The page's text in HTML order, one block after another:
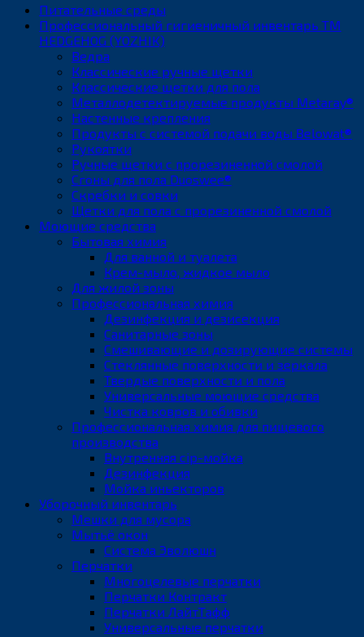
Питательные среды
Профессиональный гигиеничный инвентарь ТМ
HEDGEHOG (YOZHIK)
Ведра
Классические ручные щетки
Классические щетки для пола
Металлодетектируемые продукты Metaray®
Настенные крепления
Продукты с системой подачи воды Belowat®
Рукоятки
Ручные щетки с прорезиненной смолой
Сгоны для пола Duoswee®
Скребки и совки
Щетки для пола с прорезиненной смолой
Моющие средства
Бытовая химия
Для ванной и туалета
Крем-мыло, жидкое мыло
Для жилой зоны
Профессиональная химия
Дезинфекция и дезисекция
Санитарные зоны
Смешивающие и дозирующие системы
Стеклянные поверхности и зеркала
Твердые поверхности и пола
Универсальные моющие средства
Чистка ковров и обивки
Профессиональная химия для пищевого
производства
Внутренняя cip-мойка
Дезинфекция
Мойка иньекторов
Уборочный инвентарь
Мешки для мусора
Мытьё окон
Система Эволюшн
Перчатки
Многоцелевые перчатки
Перчатки Контракт
Перчатки ЛайтТафф
Универсальные перчатки